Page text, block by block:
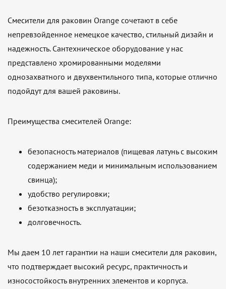
Смесители для раковин Orange сочетают в себе
непревзойденное немецкое качество, стильный дизайн и
надежность. Сантехническое оборудование у нас
представлено хромированными моделями
однозахватного и двухвентильного типа, которые отлично
подойдут для вашей раковины.
Преимущества смесителей Orange:
безопасность материалов (пищевая латунь с высоким
содержанием меди и минимальным использованием
свинца);
удобство регулировки;
безотказность в эксплуатации;
долговечность.
Мы даем 10 лет гарантии на наши смесители для раковин,
что подтверждает высокий ресурс, практичность и
износостойкость внутренних элементов и корпуса.